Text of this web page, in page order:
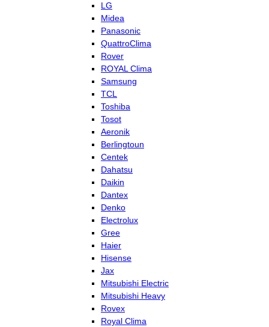
LG
Midea
Panasonic
QuattroClima
Rover
ROYAL Clima
Samsung
TCL
Toshiba
Tosot
Aeronik
Berlingtoun
Centek
Dahatsu
Daikin
Dantex
Denko
Electrolux
Gree
Haier
Hisense
Jax
Mitsubishi Electric
Mitsubishi Heavy
Rovex
Royal Clima